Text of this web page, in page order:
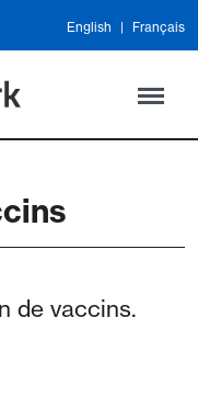
English Français
de vaccins.